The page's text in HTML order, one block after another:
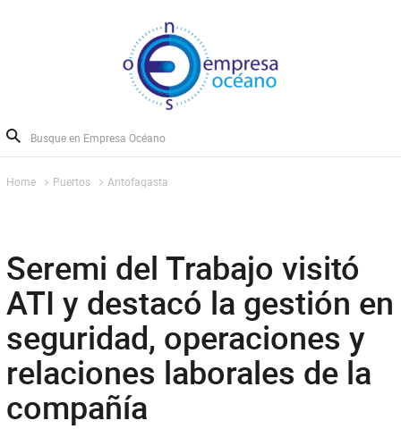
Home Puertos Antofagasta
Seremi del Trabajo visitó
ATI y destacó la gestión en
seguridad, operaciones y
relaciones laborales de la
compañía